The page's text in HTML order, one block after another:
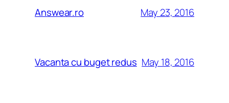
Answear.ro May 23, 2016
Vacanta cu buget redus May 18, 2016